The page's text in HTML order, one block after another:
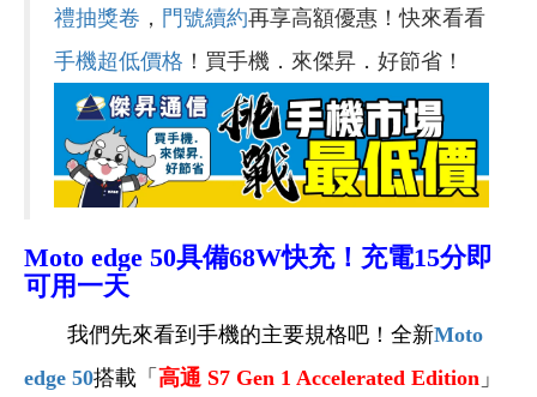
禮抽獎卷 ， 門號續約再享高額優惠！快來看看
手機超低價格 ！買手機．來傑昇．好節省！
Moto edge 50具備68W快充！充電15分即
可用一天
我們先來看到手機的主要規格吧！全新Moto
edge 50搭載「 高通 S7 Gen 1 Accelerated Edition 」